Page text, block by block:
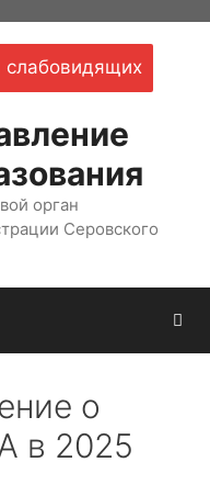
слабовидящих
орган
Серовского
о
в 2025